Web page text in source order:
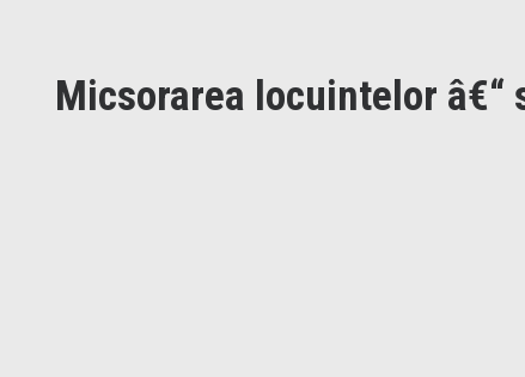
Micsorarea locuintelor